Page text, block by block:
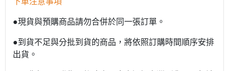
●現貨與預購商品請勿合併於同一張訂單。
●到貨不足與分批到貨的商品，將依照訂購時間順序安排
出貨。